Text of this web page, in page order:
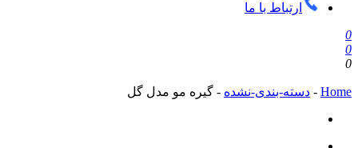
با ما
بندی-نشده-گیره مو مدل گل